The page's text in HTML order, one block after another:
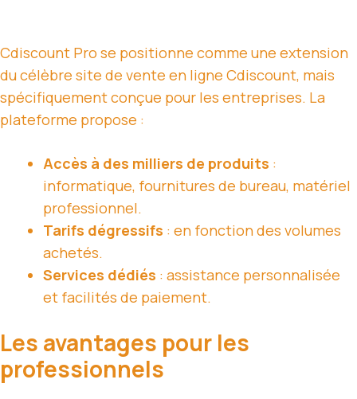
Cdiscount Pro se positionne comme une extension
du célèbre site de vente en ligne Cdiscount, mais
spécifiquement conçue pour les entreprises. La
plateforme propose :
Accès à des milliers de produits :
informatique, fournitures de bureau, matériel
professionnel.
Tarifs dégressifs : en fonction des volumes
achetés.
Services dédiés : assistance personnalisée
et facilités de paiement.
Les avantages pour les
professionnels